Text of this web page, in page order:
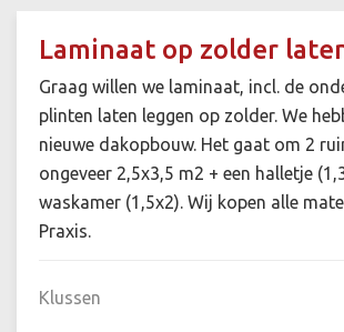
Laminaat op zolder
Graag willen we laminaat, incl. de
plinten laten leggen op zolder. We
nieuwe dakopbouw. Het gaat om 2
ongeveer 2,5x3,5 m2 + een halletje
waskamer (1,5x2). Wij kopen alle
Praxis.
Klussen